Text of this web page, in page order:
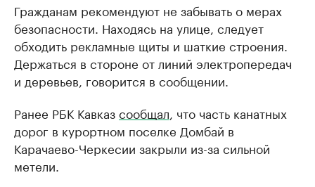
Гражданам рекомендуют не забывать о мерах
безопасности. Находясь на улице, следует
обходить рекламные щиты и шаткие строения.
Держаться в стороне от линий электропередач
и деревьев, говорится в сообщении.
Ранее РБК Кавказсообщал , что часть канатных
дорог в курортном поселке Домбай в
Карачаево-Черкесии закрыли из-за сильной
метели.